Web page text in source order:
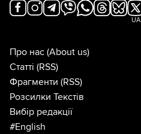
UA
Про нас (About us)
Статті (RSS)
Фрагменти (RSS)
Розсилки Текстів
Вибір редакції
#English